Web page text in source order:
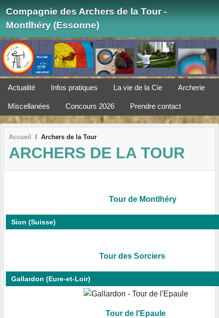
Compagnie des Archers de la Tour -
Montlhéry (Essonne)
Actualité Infos pratiques La vie de la Cie Archerie
Miscellanées Concours 2026 Prendre contact
Accueil Archers de la Tour
ARCHERS DE LA TOUR
Tour de Montlhéry
Sion (Suisse)
Tour des Sorciers
Gallardon (Eure-et-Loir)
Tour de l'Epaule